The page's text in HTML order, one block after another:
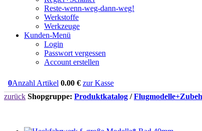
Reste-wenn-weg-dann-weg!
Werkstoffe
Werkzeuge
Kunden-Menü
Login
Passwort vergessen
Account erstellen
0Anzahl Artikel 0.00 € zur Kasse
zurück Shopgruppe: Produktkatalog /